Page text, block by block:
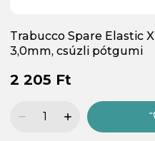
Trabucco Spare Elastic
3,0mm, csúzli pótgumi
2 205 Ft